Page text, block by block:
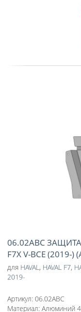
06.02ABC
F7X V-ВСЕ
для HAVAL, HAVAL F7,
2019-
Артикул: 06.02ABC
Материал: Алюминий